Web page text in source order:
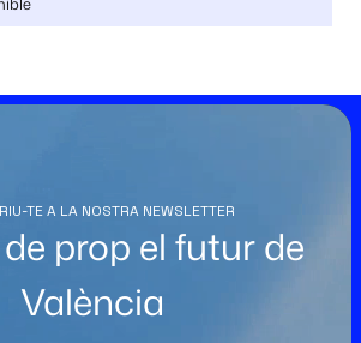
TE A LA NOSTRA NEWSLETTER
prop el futur de
València